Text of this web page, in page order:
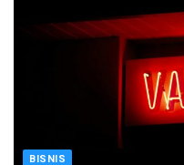
BISNIS